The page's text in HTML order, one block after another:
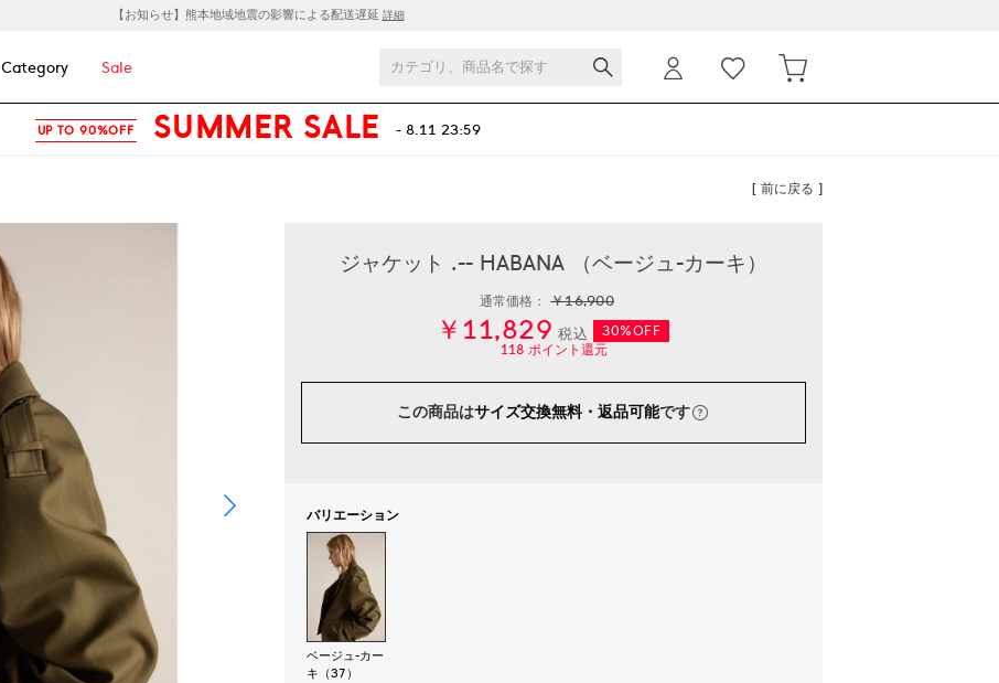
【お知らせ】熊本地域地震の影響による配送遅延 詳細
Category Sale
UP TO 90%OFF SUMMER SALE - 8.11 23:59
[ 前に戻る ]
ジャケット .-- HABANA （ベージュ-カーキ）
通常価格：￥16,900
￥11,829 税込
30%OFF
118ポイント還元
この商品はサイズ交換無料・返品可能です
バリエーション
ベージュ-カー
キ（37）